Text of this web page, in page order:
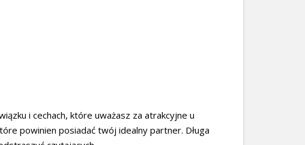
i cechach, które uważasz za atrakcyjne u
powinien posiadać twój idealny partner. Długa